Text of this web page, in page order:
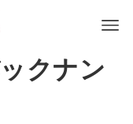
クナン